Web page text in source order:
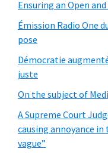
Ensuring an Open
Émission Radio One
pose
Démocratie
juste
On the subject of
A Supreme Court
causing annoyance
vague”